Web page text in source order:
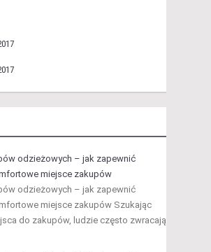
odzieżowych – jak zapewnić
miejsce zakupów
odzieżowych – jak zapewnić
miejsce zakupów Szukając
do zakupów, ludzie często zwracają